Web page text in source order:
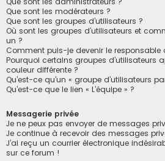
Que sont les modérateurs ?
Que sont les groupes d’utilisateurs ?
Où sont les groupes d’utilisateurs et
un ?
Comment puis-je devenir le responsable
Pourquoi certains groupes d’utilisateurs
couleur différente ?
Qu’est-ce qu’un « groupe d’utilisateurs
Qu’est-ce que le lien « L’équipe » ?
Messagerie privée
Je ne peux pas envoyer de messages
Je continue à recevoir des messages
J’ai reçu un courrier électronique
sur ce forum !